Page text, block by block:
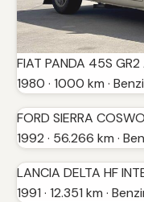
FIAT PANDA 45S GR2
1980 · 1000 km ·
FORD SIERRA
1992 · 56.266 km ·
LANCIA DELTA HF
1991 · 12.351 km ·